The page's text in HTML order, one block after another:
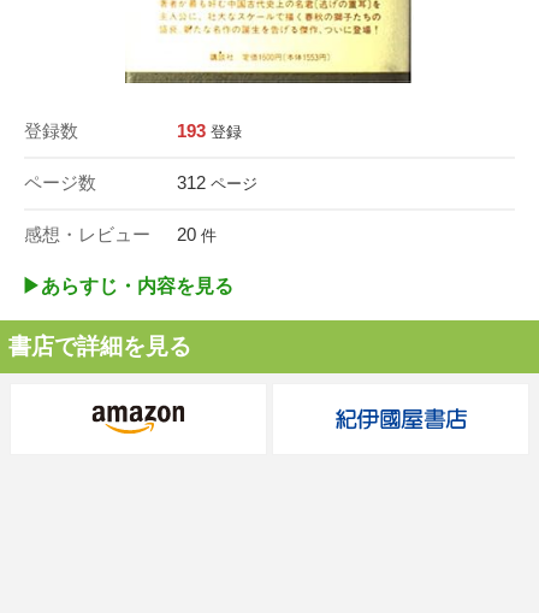
登録数 193 登録
ページ数 312 ページ
感想・レビュー 20 件
▶︎あらすじ・内容を見る
書店で詳細を見る